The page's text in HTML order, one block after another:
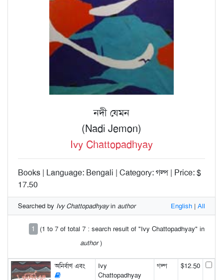
নদী যেমন
(Nadi Jemon)
Ivy Chattopadhyay
Books | Language: Bengali | Category: গল্প | Price: $
17.50
Searched by Ivy Chattopadhyayin author English | All
1
(1 to 7 of total 7 : search result of "Ivy Chattopadhyay" in
author)
অনির্বাণ এবং
Ivy
Chattopadhyay
গল্প $12.50